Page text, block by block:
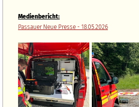
Medienbericht:
Passauer Neue Presse - 18.05.2026